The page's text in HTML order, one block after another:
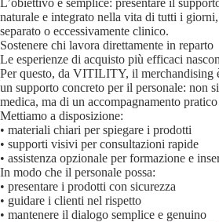
L’obiettivo è semplice: presentare il
naturale e integrato nella vita di tutti i
separato o eccessivamente clinico.
Sostenere chi lavora direttamente in reparto
Le esperienze di acquisto più efficaci
Per questo, da VITILITY, il merchandising
un supporto concreto per il personale: non
medica, ma di un accompagnamento
Mettiamo a disposizione:
• materiali chiari per spiegare i prodotti
• supporti visivi per consultazioni rapide
• assistenza opzionale per formazione e
In modo che il personale possa:
• presentare i prodotti con sicurezza
• guidare i clienti nel rispetto
• mantenere il dialogo semplice e genuino